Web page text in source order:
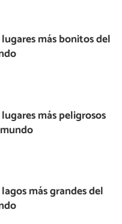
más bonitos del
más peligrosos
más grandes del